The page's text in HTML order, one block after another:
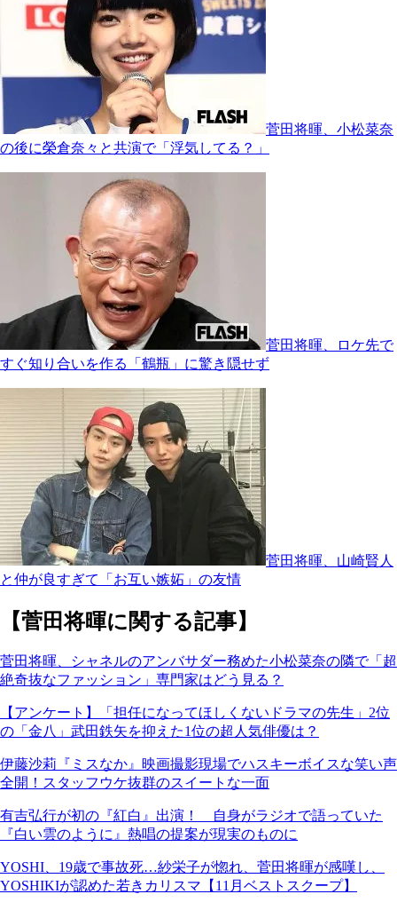
菅田将暉、小松菜奈
の後に榮倉奈々と共演で「浮気してる？」
菅田将暉、ロケ先で
すぐ知り合いを作る「鶴瓶」に驚き隠せず
菅田将暉、山崎賢人
と仲が良すぎて「お互い嫉妬」の友情
【菅田将暉に関する記事】
菅田将暉、シャネルのアンバサダー務めた小松菜奈の隣で「超
絶奇抜なファッション」専門家はどう見る？
【アンケート】「担任になってほしくないドラマの先生」2位
の「金八」武田鉄矢を抑えた1位の超人気俳優は？
伊藤沙莉『ミスなか』映画撮影現場でハスキーボイスな笑い声
全開！スタッフウケ抜群のスイートな一面
有吉弘行が初の『紅白』出演！ 自身がラジオで語っていた
『白い雲のように』熱唱の提案が現実のものに
YOSHI、19歳で事故死…紗栄子が惚れ、菅田将暉が感嘆し、
YOSHIKIが認めた若きカリスマ【11月ベストスクープ】